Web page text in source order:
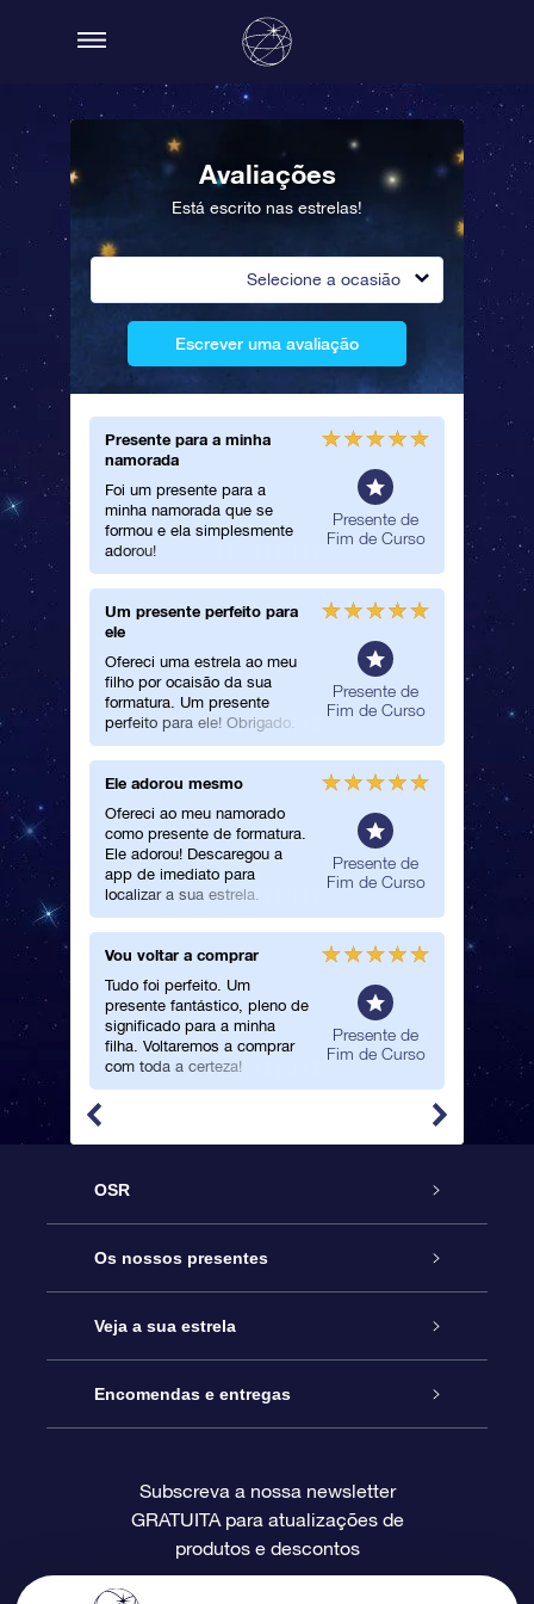
Avaliações
Está escrito nas estrelas!
Selecione a ocasião
Escrever uma avaliação
Presente para a minha
namorada
Foi um presente para a
minha namorada que se
formou e ela simplesmente
adorou!
Presente de
Fim de Curso
Um presente perfeito para
ele
Ofereci uma estrela ao meu
filho por ocaisão da sua
formatura. Um presente
perfeito para ele! Obrigado.
Presente de
Fim de Curso
Ele adorou mesmo
Ofereci ao meu namorado
como presente de formatura.
Ele adorou! Descaregou a
app de imediato para
localizar a sua estrela.
Presente de
Fim de Curso
Vou voltar a comprar
Tudo foi perfeito. Um
presente fantástico, pleno de
significado para a minha
filha. Voltaremos a comprar
com toda a certeza!
Presente de
Fim de Curso
Que
e a
um
chegou.
Muito
ter a
OSR
Serviço
Contactos
O Blog
Avaliações
Os nossos presentes
Prenda Star Online
Pacote Prenda OSR
O Cartão Presente OSR
Presentes corporativos
Veja a sua estrela
Registo de Estrela
Página de Estrela personalizada
Um Milhão de Estrelas
Encomendas e entregas
Informação de pagamento
Informação de envio
Subscreva a nossa newsletter
GRATUITA para atualizações de
produtos e descontos